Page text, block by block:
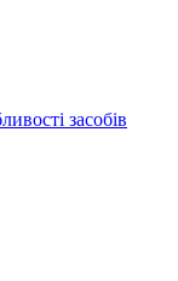
засобів